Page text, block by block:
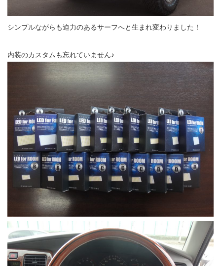
シンプルながらも迫力のあるサーフへと生まれ変わりました！
内装のカスタムも忘れていません♪